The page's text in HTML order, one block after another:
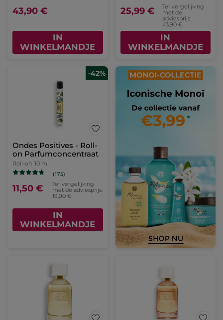
43,90 €
IN
WINKELMANDJE
25,99 €
Ter vergelijking
met de
adviesprijs:
43,90 €
IN
WINKELMANDJE
-42%
Ondes Positives - Roll-
on Parfumconcentraat
Roll-on 10 ml
(175)
11,50 €
Ter vergelijking
met de adviesprijs:
19,90 €
IN
WINKELMANDJE